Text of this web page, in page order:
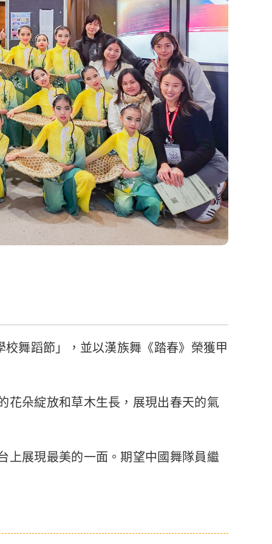
舞蹈節」，並以漢族舞《踏春》榮獲甲
花朵綻放和草木生長，展現出春天的氣
上展現最美的一面。期望中國舞隊員繼